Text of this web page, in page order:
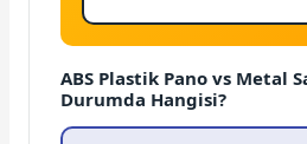
ABS Plastik Pano vs Metal
Durumda Hangisi?